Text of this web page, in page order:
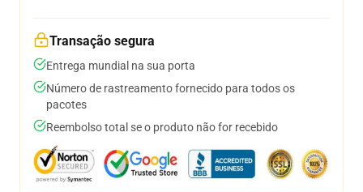
Transação segura
Entrega mundial na sua porta
Número de rastreamento fornecido para todos os
pacotes
Reembolso total se o produto não for recebido